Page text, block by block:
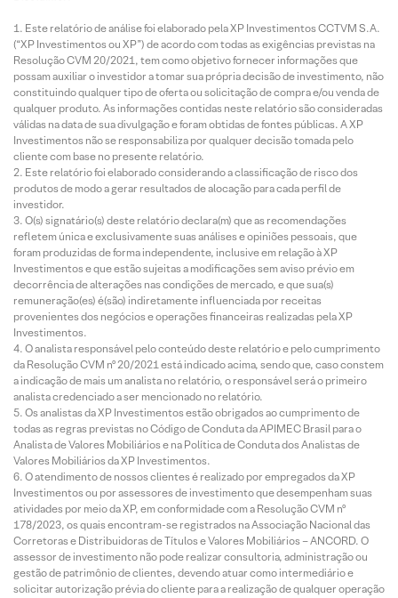
Este relatório de análise foi elaborado pela XP Investimentos CCTVM S.A.
(“XP Investimentos ou XP”) de acordo com todas as exigências previstas na
Resolução CVM 20/2021, tem como objetivo fornecer informações que
possam auxiliar o investidor a tomar sua própria decisão de investimento, não
constituindo qualquer tipo de oferta ou solicitação de compra e/ou venda de
qualquer produto. As informações contidas neste relatório são consideradas
válidas na data de sua divulgação e foram obtidas de fontes públicas. A XP
Investimentos não se responsabiliza por qualquer decisão tomada pelo
cliente com base no presente relatório.
Este relatório foi elaborado considerando a classificação de risco dos
produtos de modo a gerar resultados de alocação para cada perfil de
investidor.
O(s) signatário(s) deste relatório declara(m) que as recomendações
refletem única e exclusivamente suas análises e opiniões pessoais, que
foram produzidas de forma independente, inclusive em relação à XP
Investimentos e que estão sujeitas a modificações sem aviso prévio em
decorrência de alterações nas condições de mercado, e que sua(s)
remuneração(es) é(são) indiretamente influenciada por receitas
provenientes dos negócios e operações financeiras realizadas pela XP
Investimentos.
O analista responsável pelo conteúdo deste relatório e pelo cumprimento
da Resolução CVM nº 20/2021 está indicado acima, sendo que, caso constem
a indicação de mais um analista no relatório, o responsável será o primeiro
analista credenciado a ser mencionado no relatório.
Os analistas da XP Investimentos estão obrigados ao cumprimento de
todas as regras previstas no Código de Conduta da APIMEC Brasil para o
Analista de Valores Mobiliários e na Política de Conduta dos Analistas de
Valores Mobiliários da XP Investimentos.
O atendimento de nossos clientes é realizado por empregados da XP
Investimentos ou por assessores de investimento que desempenham suas
atividades por meio da XP, em conformidade com a Resolução CVM nº
178/2023, os quais encontram-se registrados na Associação Nacional das
Corretoras e Distribuidoras de Títulos e Valores Mobiliários – ANCORD. O
assessor de investimento não pode realizar consultoria, administração ou
gestão de patrimônio de clientes, devendo atuar como intermediário e
solicitar autorização prévia do cliente para a realização de qualquer operação